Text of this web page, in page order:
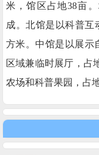
米，馆区占地38亩
成。北馆是以科普互
方米。中馆是以展示
区域兼临时展厅，占
农场和科普果园，占地